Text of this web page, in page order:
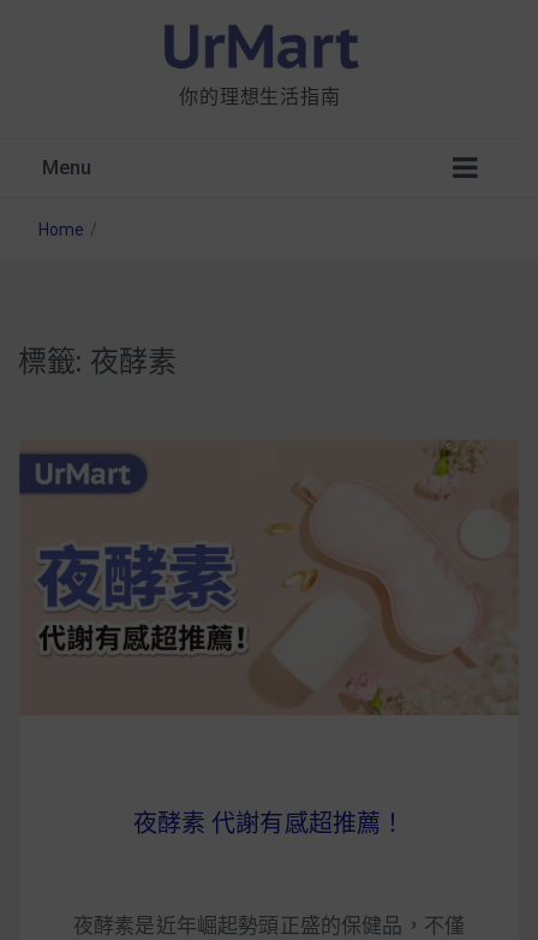
你的理想生活指南
Menu
星巴克都用 OATLY 泡咖啡？市售燕麥奶大剖
無麩質食物清單一覽：燕麥、麵包還有餅乾，
早餐這樣料理最適合！
早上沒時間做早餐？10 款隔夜更美味的燕麥粥
簡單料理
2020 年最新蛋白粉終極指南，讓你一次搞
七大經典健身疑問，不要再被這些問題困擾
Home /
標籤: 夜酵素
夜酵素 代謝有感超推薦！
夜酵素是近年崛起勢頭正盛的保健品，不僅